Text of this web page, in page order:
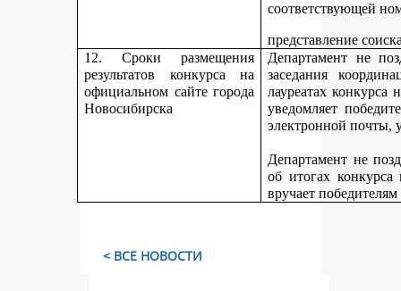
соответствующей
представление
12. Сроки размещения
результатов конкурса на
официальном сайте города
Новосибирска
Департамент не
заседания
лауреатах
уведомляет
электронной почты,
Департамент не
об итогах
вручает
< ВСЕ НОВОСТИ